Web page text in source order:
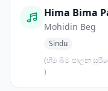
Hima Bima
Mohidin Beg
Sindu
(හිම බිම පාලන
)